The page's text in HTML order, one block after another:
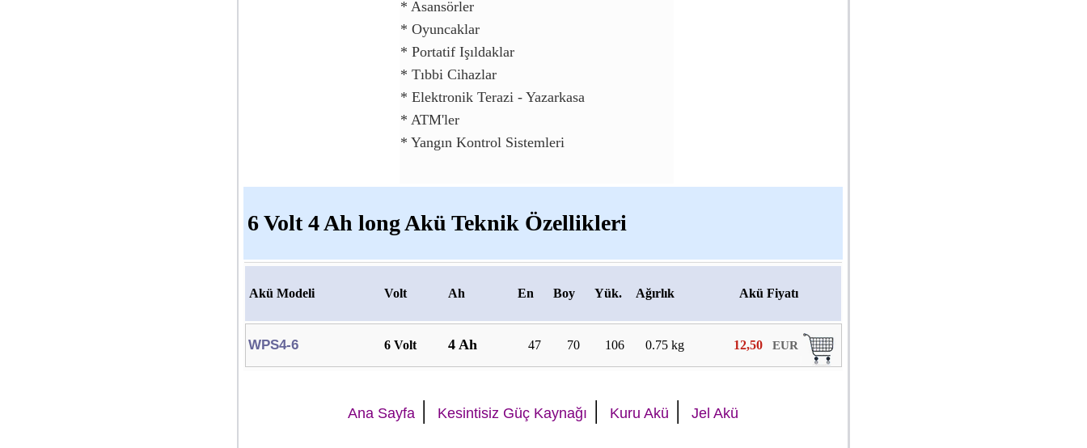
* Asansörler
* Oyuncaklar
* Portatif Işıldaklar
* Tıbbi Cihazlar
* Elektronik Terazi - Yazarkasa
* ATM'ler
* Yangın Kontrol Sistemleri
6 Volt 4 Ah long Akü Teknik Özellikleri
Akü Modeli Volt Ah En Boy Yük. Ağırlık Akü Fiyatı
WPS4-6 6 Volt 4 Ah 47 70 106 0.75 kg 12,50 EUR
Ana Sayfa | Kesintisiz Güç Kaynağı | Kuru Akü | Jel Akü